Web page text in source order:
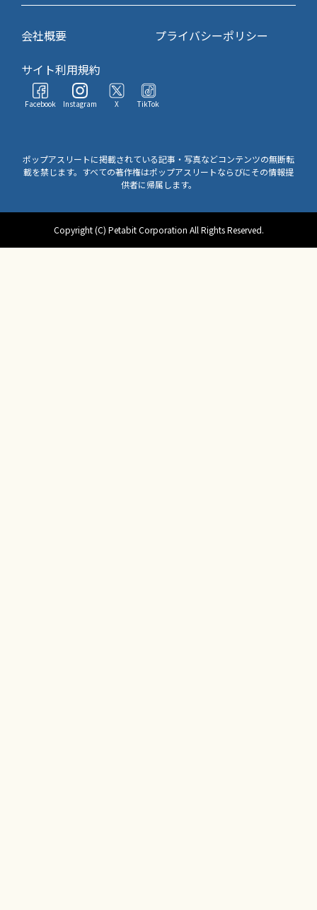
会社概要
プライバシーポリシー
サイト利用規約
Facebook Instagram X TikTok
ポップアスリートに掲載されている記事・写真などコンテンツの無断転
載を禁じます。すべての著作権はポップアスリートならびにその情報提
供者に帰属します。
Copyright (C) Petabit Corporation All Rights Reserved.